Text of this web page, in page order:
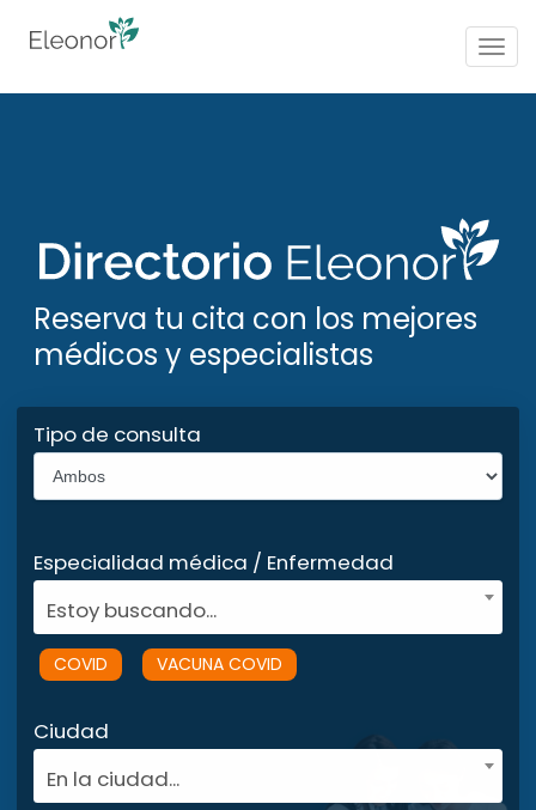
Reserva tu cita con los mejores
médicos y especialistas
Tipo de consulta
Especialidad médica / Enfermedad
Estoy buscando...
COVID VACUNA COVID
Ciudad
En la ciudad...